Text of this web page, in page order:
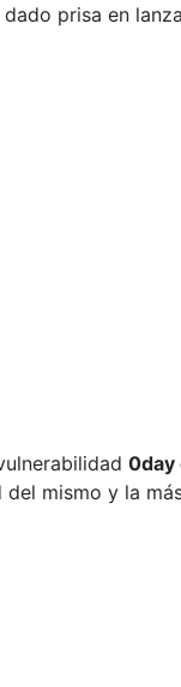
prisa en
0day
mismo y la